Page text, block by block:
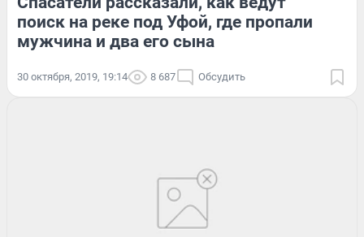
поиск на реке под Уфой, где пропали
мужчина и два его сына
30 октября, 2019, 19:14 8 687 Обсудить